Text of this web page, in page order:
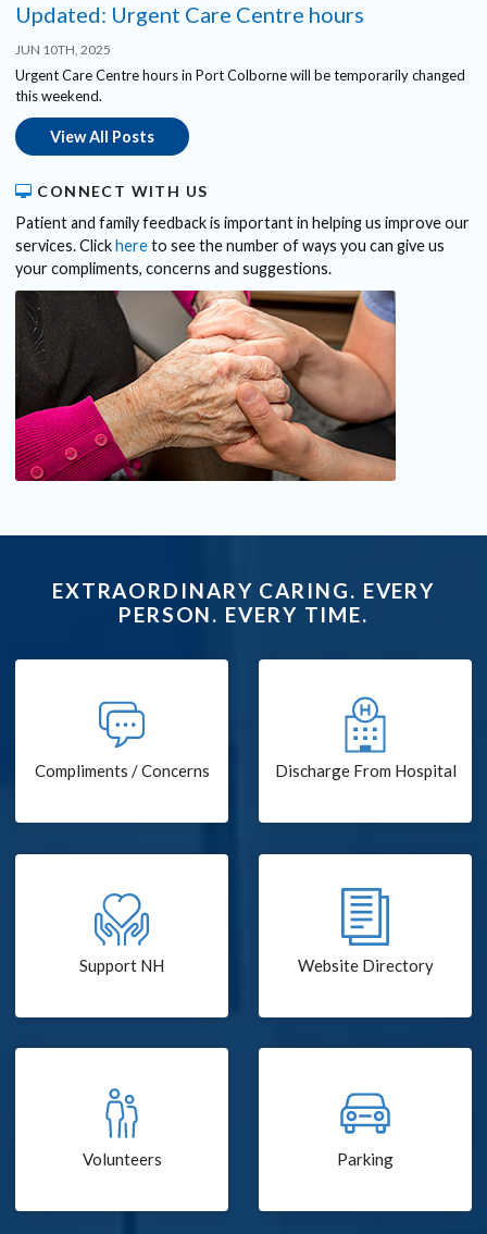
Updated: Urgent Care Centre hours
JUN 10TH, 2025
Urgent Care Centre hours in Port Colborne will be temporarily changed
this weekend.
View All Posts
CONNECT WITH US
Patient and family feedback is important in helping us improve our
services. Clickhereto see the number of ways you can give us
your compliments, concerns and suggestions.
EXTRAORDINARY CARING. EVERY
PERSON. EVERY TIME.
Compliments / Concerns Discharge From Hospital
Support NH Website Directory
Volunteers Parking